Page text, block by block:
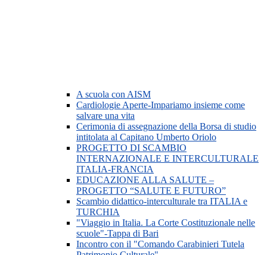
A scuola con AISM
Cardiologie Aperte-Impariamo insieme come
salvare una vita
Cerimonia di assegnazione della Borsa di studio
intitolata al Capitano Umberto Oriolo
PROGETTO DI SCAMBIO
INTERNAZIONALE E INTERCULTURALE
ITALIA-FRANCIA
EDUCAZIONE ALLA SALUTE –
PROGETTO “SALUTE E FUTURO”
Scambio didattico-interculturale tra ITALIA e
TURCHIA
"Viaggio in Italia. La Corte Costituzionale nelle
scuole"-Tappa di Bari
Incontro con il "Comando Carabinieri Tutela